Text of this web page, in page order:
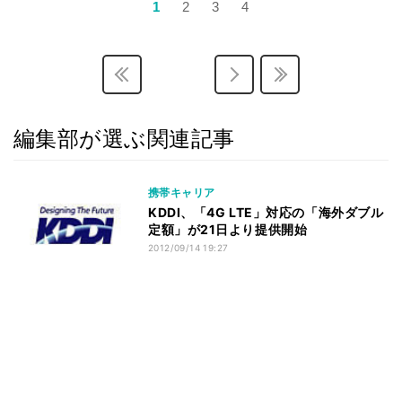
1 2 3 4
編集部が選ぶ関連記事
携帯キャリア
KDDI、「4G LTE」対応の「海外ダブル
定額」が21日より提供開始
2012/09/14 19:27